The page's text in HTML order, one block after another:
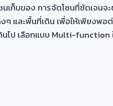
ก็บของ การจัดโซนที่ชัดเจนจ
และพื้นที่เดิน เพื่อให้เพียงพอ
ไป เลือกแบบ Multi-function